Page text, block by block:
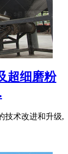
超细磨粉
技术改进和升级,